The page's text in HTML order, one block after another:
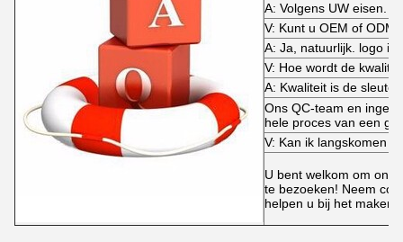
A: Volgens UW eisen.
V: Kunt u OEM of ODM
A: Ja, natuurlijk. logo is
V: Hoe wordt de
A: Kwaliteit is de sleutel!
Ons QC-team en
hele proces van een
V: Kan ik langskomen
U bent welkom om
te bezoeken! Neem
helpen u bij het maken